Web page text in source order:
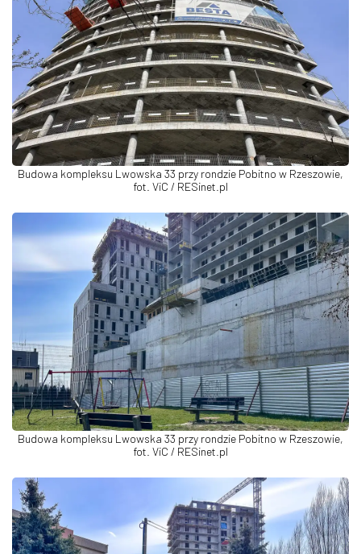
Budowa kompleksu Lwowska 33 przy rondzie Pobitno w Rzeszowie,
fot. ViC / RESinet.pl
Budowa kompleksu Lwowska 33 przy rondzie Pobitno w Rzeszowie,
fot. ViC / RESinet.pl